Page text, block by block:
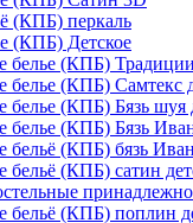
(КПБ) перкаль
(КПБ) Детское
белье (КПБ)
белье (КПБ) Самтекс
белье (КПБ) Бязь шуя
белье (КПБ) Бязь
бельё (КПБ) бязь
бельё (КПБ) сатин
бельё (КПБ) поплин